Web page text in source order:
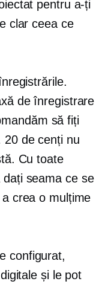
pentru a-ți
clar ceea ce
de înregistrare
să fiți
20 de cenți nu
Cu toate
seama ce se
crea o mulțime
configurat,
și le pot